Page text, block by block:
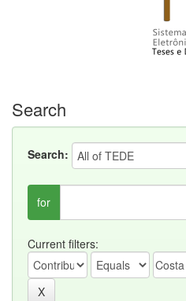
Search
Search:
for
Current filters: